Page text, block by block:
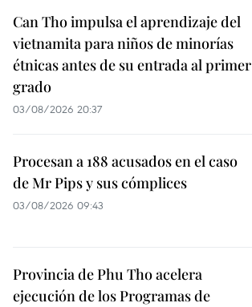
Can Tho impulsa el aprendizaje del
vietnamita para niños de minorías
étnicas antes de su entrada al primer
grado
03/08/2026 20:37
Procesan a 188 acusados en el caso
de Mr Pips y sus cómplices
03/08/2026 09:43
Provincia de Phu Tho acelera
ejecución de los Programas de